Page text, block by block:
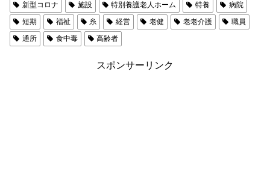
新型コロナ
施設 特別養護老人ホーム 特養
病院
短期
福祉 糸 経営 老健 老老介護
職員
通所
食中毒 高齢者
スポンサーリンク